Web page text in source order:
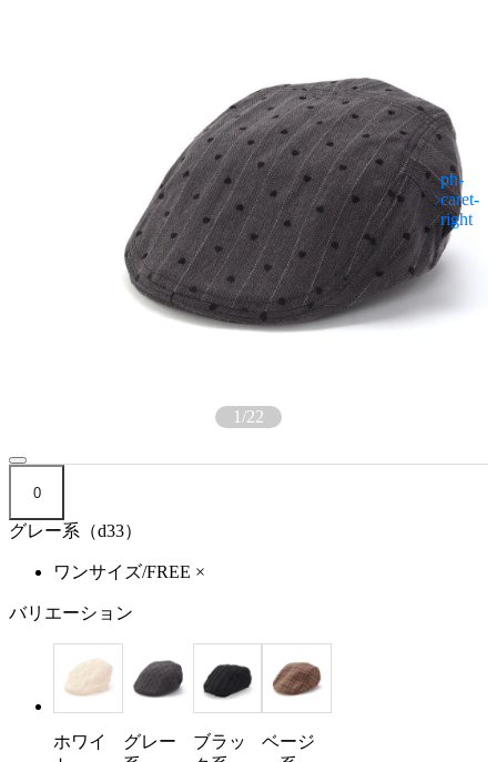
1/22
0
グレー系（d33）
ワンサイズ/FREE ×
バリエーション
ホワイ
グレー
ブラッ
ベージ